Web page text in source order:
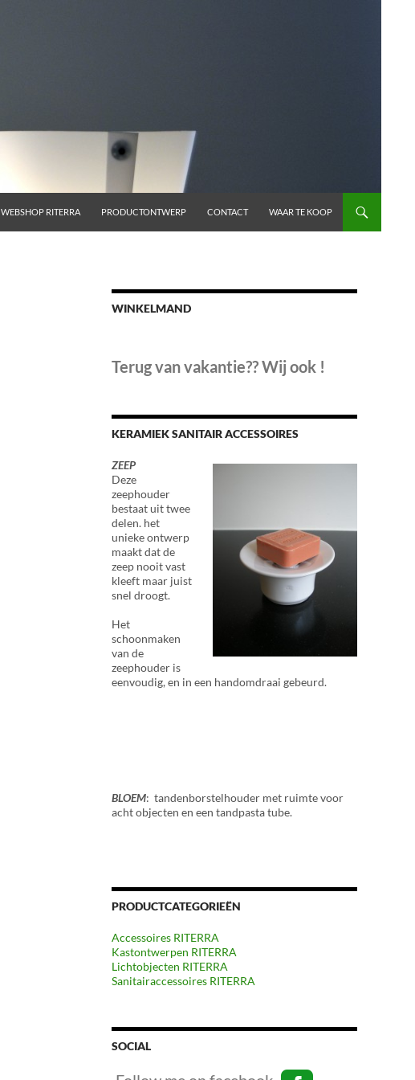
WEBSHOP RITERRA PRODUCTONTWERP CONTACT WAAR TE KOOP
WINKELMAND
Terug van vakantie?? Wij ook !
KERAMIEK SANITAIR ACCESSOIRES
ZEEP
Deze
zeephouder
bestaat uit twee
delen. het
unieke ontwerp
maakt dat de
zeep nooit vast
kleeft maar juist
snel droogt.
Het
schoonmaken
van de
zeephouder is
eenvoudig, en in een handomdraai gebeurd.
BLOEM: tandenborstelhouder met ruimte voor
acht objecten en een tandpasta tube.
PRODUCTCATEGORIEËN
Accessoires RITERRA
Kastontwerpen RITERRA
Lichtobjecten RITERRA
Sanitairaccessoires RITERRA
SOCIAL